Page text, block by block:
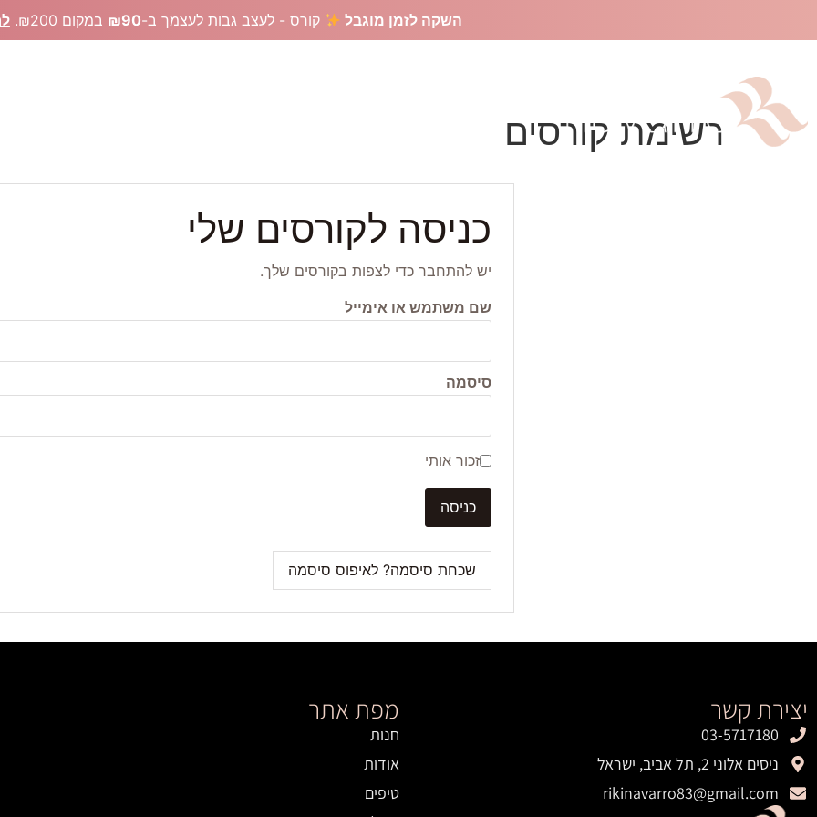
השקה לזמן מוגבל קורס - לעצב גבות לעצמך ב-₪90 במקום ₪200.
רשימת קורסים
כניסה לקורסים שלי
יש להתחבר כדי לצפות בקורסים שלך.
שם משתמש או אימייל
סיסמה
זכור אותי
שכחת סיסמה? לאיפוס סיסמה
יצירת קשר
03-5717180
ניסים אלוני 2, תל אביב, ישראל
rikinavarro83@gmail.com
מפת אתר
חנות
אודות
טיפים